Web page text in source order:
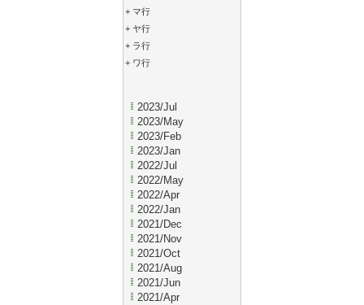
+ マ行
+ ヤ行
+ ラ行
+ ワ行
2023/Jul
2023/May
2023/Feb
2023/Jan
2022/Jul
2022/May
2022/Apr
2022/Jan
2021/Dec
2021/Nov
2021/Oct
2021/Aug
2021/Jun
2021/Apr